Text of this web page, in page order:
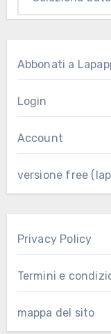
Abbonati a
Login
Account
versione free
Privacy Policy
Termini e
mappa del sito